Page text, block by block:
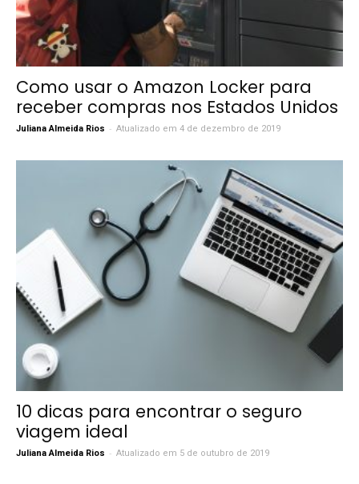
Como usar o Amazon Locker para
receber compras nos Estados Unidos
Juliana Almeida Rios - Atualizado em 4 de dezembro de 2019
10 dicas para encontrar o seguro
viagem ideal
Juliana Almeida Rios - Atualizado em 5 de outubro de 2019